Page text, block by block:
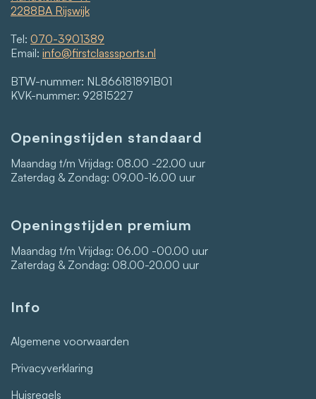
2288BA Rijswijk
Tel: 070-3901389
Email: info@firstclasssports.nl
BTW-nummer: NL866181891B01
KVK-nummer: 92815227
Openingstijden standaard
Maandag t/m Vrijdag: 08.00 -22.00 uur
Zaterdag & Zondag: 09.00-16.00 uur
Openingstijden premium
Maandag t/m Vrijdag: 06.00 -00.00 uur
Zaterdag & Zondag: 08.00-20.00 uur
Info
Algemene voorwaarden
Privacyverklaring
Huisregels